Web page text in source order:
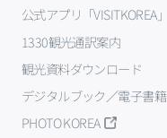
公式アプリ「VISITKOREA」
1330観光通訳案内
観光資料ダウンロード
デジタルブック／電子書籍
PHOTO KOREA